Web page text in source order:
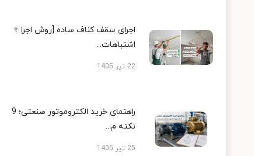
اجرای سقف کناف ساده [روش اجرا +
اشتباهات...
22 تیر 1405
راهنمای خرید الکتروموتور صنعتی؛ 9
نکته م...
25 تیر 1405